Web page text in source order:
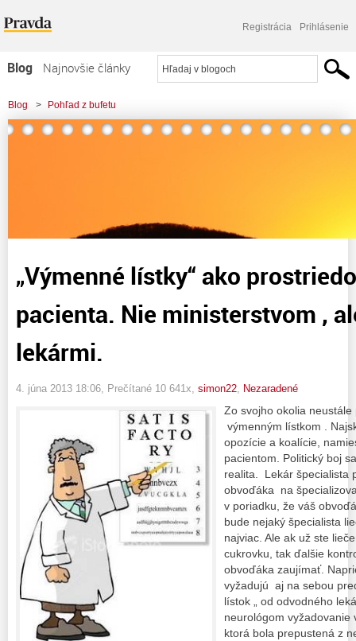
Registrácia Prihlásenie
Blog
Najnovšie články
Najčítanejšie články
Najkomentovanejšie články
Blog > Pohľad z bufetu
> "Výmenné lístky" ako prostriedok „preháňania“ pacienta. Nie ministerstvom ,
„Výmenné lístky“ ako
pacienta. Nie ministerstvom ,
lekármi.
4. júna 2013 18:06 , Prečítané 10 641x, simon22 Nezaradené
Zo svojho okolia
výmenným lístkom .
opozície a koalície,
pacientom. Politický boj
realita. Lekár špecialista
obvoďáka na
v poriadku, že váš
bude nejaký špecialista
najviac. Ale ak už ste
cukrovku, tak ďalšie
obvoďáka zaujímať.
vyžadujú aj na sebou
lístok „ od odvodného
neurológom vyžadovanie
ktorá bola prepustená z